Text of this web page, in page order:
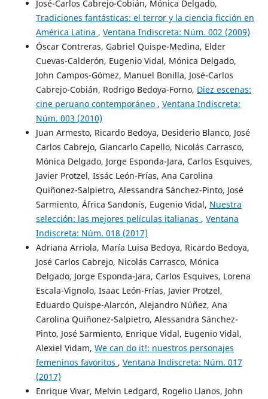
José-Carlos Cabrejo-Cobián, Mónica Delgado,
Tradiciones fantásticas: el terror y la ciencia ficción en
América Latina , Ventana Indiscreta: Núm. 002 (2009)
Óscar Contreras, Gabriel Quispe-Medina, Elder
Cuevas-Calderón, Eugenio Vidal, Mónica Delgado,
John Campos-Gómez, Manuel Bonilla, José-Carlos
Cabrejo-Cobián, Rodrigo Bedoya-Forno, Diez escenas:
cine peruano contemporáneo , Ventana Indiscreta:
Núm. 003 (2010)
Juan Armesto, Ricardo Bedoya, Desiderio Blanco, José
Carlos Cabrejo, Giancarlo Capello, Nicolás Carrasco,
Mónica Delgado, Jorge Esponda-Jara, Carlos Esquives,
Javier Protzel, Issác León-Frías, Ana Carolina
Quiñonez-Salpietro, Alessandra Sánchez-Pinto, José
Sarmiento, África Sandonís, Eugenio Vidal, Nuestra
selección: las mejores películas italianas , Ventana
Indiscreta: Núm. 018 (2017)
Adriana Arriola, María Luisa Bedoya, Ricardo Bedoya,
José Carlos Cabrejo, Nicolás Carrasco, Mónica
Delgado, Jorge Esponda-Jara, Carlos Esquives, Lorena
Escala-Vignolo, Isaac León-Frías, Javier Protzel,
Eduardo Quispe-Alarcón, Alejandro Núñez, Ana
Carolina Quiñonez-Salpietro, Alessandra Sánchez-
Pinto, José Sarmiento, Enrique Vidal, Eugenio Vidal,
Alexiel Vidam, We can do it!: nuestros personajes
femeninos favoritos , Ventana Indiscreta: Núm. 017
(2017)
Enrique Vivar, Melvin Ledgard, Rogelio Llanos, John